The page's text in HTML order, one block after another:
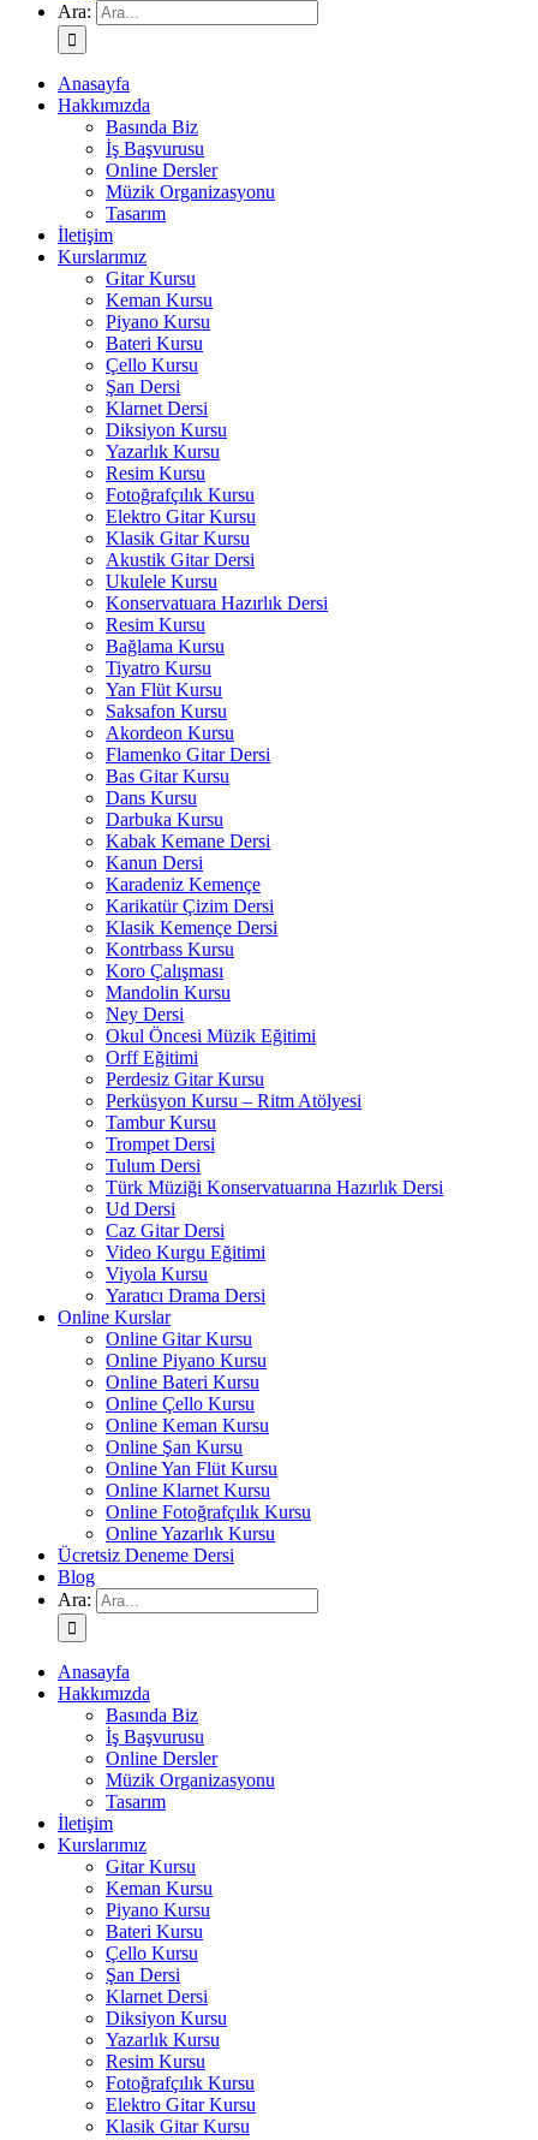
Ara:
Anasayfa
Hakkımızda
Basında Biz
İş Başvurusu
Online Dersler
Müzik Organizasyonu
Tasarım
İletişim
Kurslarımız
Gitar Kursu
Keman Kursu
Piyano Kursu
Bateri Kursu
Çello Kursu
Şan Dersi
Klarnet Dersi
Diksiyon Kursu
Yazarlık Kursu
Resim Kursu
Fotoğrafçılık Kursu
Elektro Gitar Kursu
Klasik Gitar Kursu
Akustik Gitar Dersi
Ukulele Kursu
Konservatuara Hazırlık Dersi
Resim Kursu
Bağlama Kursu
Tiyatro Kursu
Yan Flüt Kursu
Saksafon Kursu
Akordeon Kursu
Flamenko Gitar Dersi
Bas Gitar Kursu
Dans Kursu
Darbuka Kursu
Kabak Kemane Dersi
Kanun Dersi
Karadeniz Kemençe
Karikatür Çizim Dersi
Klasik Kemençe Dersi
Kontrbass Kursu
Koro Çalışması
Mandolin Kursu
Ney Dersi
Okul Öncesi Müzik Eğitimi
Orff Eğitimi
Perdesiz Gitar Kursu
Perküsyon Kursu – Ritm Atölyesi
Tambur Kursu
Trompet Dersi
Tulum Dersi
Türk Müziği Konservatuarına Hazırlık Dersi
Ud Dersi
Caz Gitar Dersi
Video Kurgu Eğitimi
Viyola Kursu
Yaratıcı Drama Dersi
Online Kurslar
Online Gitar Kursu
Online Piyano Kursu
Online Bateri Kursu
Online Çello Kursu
Online Keman Kursu
Online Şan Kursu
Online Yan Flüt Kursu
Online Klarnet Kursu
Online Fotoğrafçılık Kursu
Online Yazarlık Kursu
Ücretsiz Deneme Dersi
Blog
Ara:
Anasayfa
Hakkımızda
Basında Biz
İş Başvurusu
Online Dersler
Müzik Organizasyonu
Tasarım
İletişim
Kurslarımız
Gitar Kursu
Keman Kursu
Piyano Kursu
Bateri Kursu
Çello Kursu
Şan Dersi
Klarnet Dersi
Diksiyon Kursu
Yazarlık Kursu
Resim Kursu
Fotoğrafçılık Kursu
Elektro Gitar Kursu
Klasik Gitar Kursu